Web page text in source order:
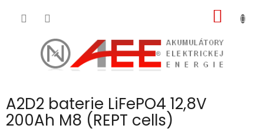
A2D2 baterie LiFePO4 12,8V
200Ah M8 (REPT cells)